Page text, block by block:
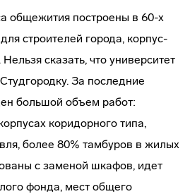
общежития построены в 60-х
строителей города, корпус-
сказать, что университет
За последние
большой объем работ:
коридорного типа,
более 80% тамбуров в жилых
с заменой шкафов, идет
фонда, мест общего